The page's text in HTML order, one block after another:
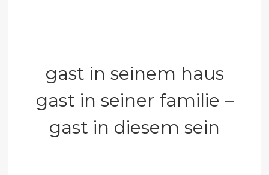
gast in seinem haus
gast in seiner familie –
gast in diesem sein